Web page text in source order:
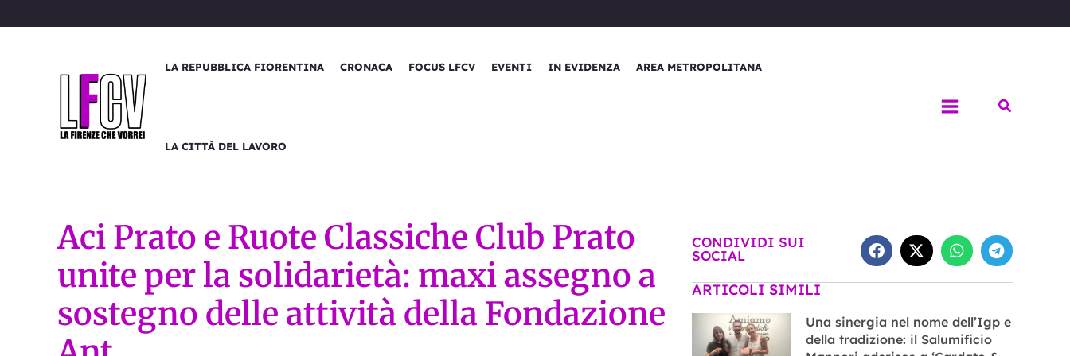
al
LA REPUBBLICA FIORENTINA CRONACA FOCUS LFCV EVENTI IN EVIDENZA AREA METROPOLITANA
LA CITTÀ DEL LAVORO
Cerca
Aci Prato e Ruote Classiche Club Prato
unite per la solidarietà: maxi assegno a
sostegno delle attività della Fondazione
CONDIVIDI SUI
SOCIAL
ARTICOLI SIMILI
Una sinergia nel nome dell’Igp e
della tradizione: il Salumificio